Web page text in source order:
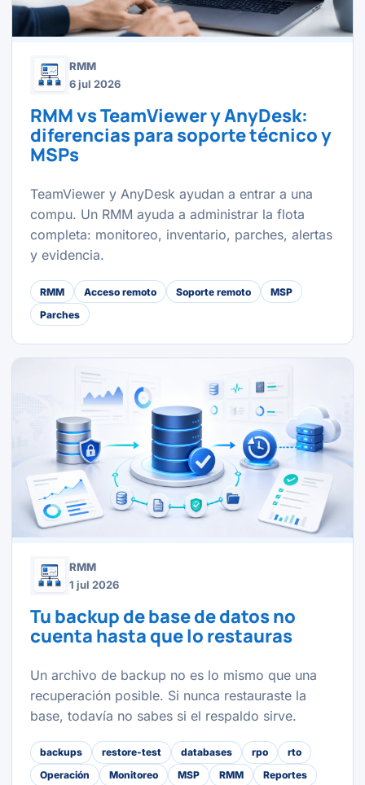
RMM
6 jul 2026
RMM vs TeamViewer y AnyDesk:
diferencias para soporte técnico y
MSPs
TeamViewer y AnyDesk ayudan a entrar a una
compu. Un RMM ayuda a administrar la flota
completa: monitoreo, inventario, parches, alertas
y evidencia.
RMM Acceso remoto Soporte remoto
MSP
Parches
RMM
1 jul 2026
Tu backup de base de datos no
cuenta hasta que lo restauras
Un archivo de backup no es lo mismo que una
recuperación posible. Si nunca restauraste la
base, todavía no sabes si el respaldo sirve.
backups restore-test databases rpo
rto
Operación
Monitoreo MSP RMM Reportes